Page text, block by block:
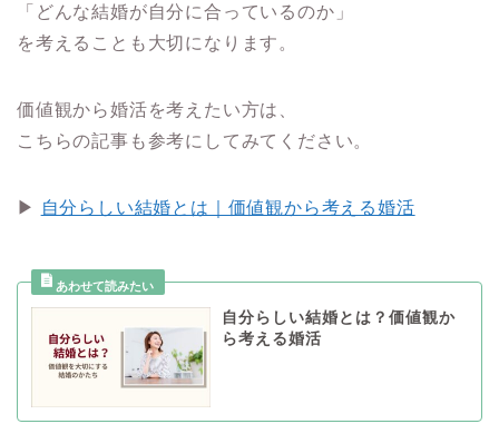
「どんな結婚が自分に合っているのか」
を考えることも大切になります。
価値観から婚活を考えたい方は、
こちらの記事も参考にしてみてください。
▶ 自分らしい結婚とは｜価値観から考える婚活
自分らしい結婚とは？価値観か
ら考える婚活